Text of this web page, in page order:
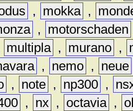
, mokka ,
, motorschaden
multipla , murano ,
, nemo , neue
, note , np300 ,
, nx , octavia ,